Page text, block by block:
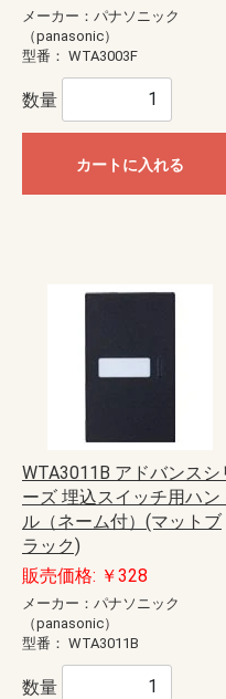
メーカー：パナソニック
（panasonic）
型番： WTA3003F
数量
カートに入れる
WTA3011B アドバンスシ
ーズ 埋込スイッチ用ハン
ル（ネーム付）(マットブ
ラック)
販売価格: ￥328
メーカー：パナソニック
（panasonic）
型番： WTA3011B
数量